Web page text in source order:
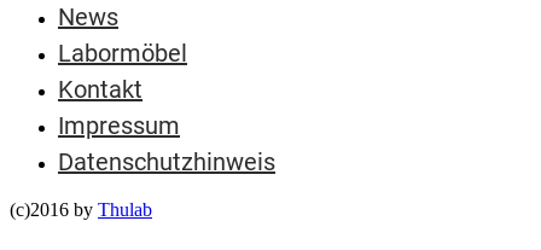
News
Labormöbel
Kontakt
Impressum
Datenschutzhinweis
(c)2016 by Thulab